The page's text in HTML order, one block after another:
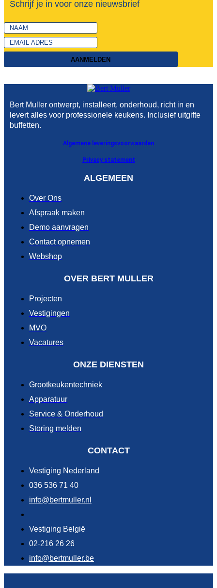
Schrijf je in voor onze nieuwsbrief
AANMELDEN
Bert Muller ontwerpt, installeert, onderhoud, richt in en
levert alles voor professionele keukens. Inclusief uitgifte
buffetten.
Algemene leveringsvoorwaarden
Privacy statement
ALGEMEEN
Over Ons
Afspraak maken
Demo aanvragen
Contact opnemen
Webshop
OVER BERT MULLER
Projecten
Vestigingen
MVO
Vacatures
ONZE DIENSTEN
Grootkeukentechniek
Apparatuur
Service & Onderhoud
Storing melden
CONTACT
Vestiging Nederland
036 536 71 40
info@bertmuller.nl
Vestiging België
02-216 26 26
info@bertmuller.be